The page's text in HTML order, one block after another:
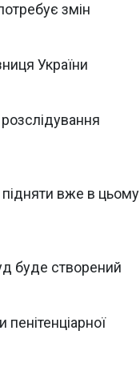
змін
України
підняти вже в цьому
буде створений